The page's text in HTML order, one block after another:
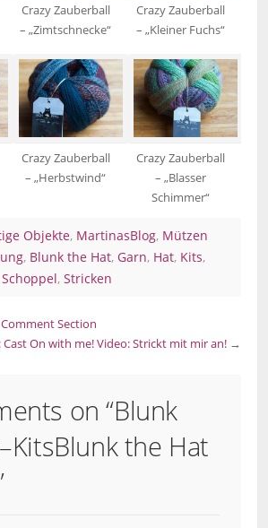
Crazy Zauberball
– „Zimtschnecke“
Crazy Zauberball
– „Kleiner Fuchs“
Crazy Zauberball
– „Herbstwind“
Crazy Zauberball
– „Blasser
Schimmer“
Objekte, MartinasBlog, Mützen
, Blunk the Hat, Garn, Hat, Kits,
Schoppel, Stricken
Section
Cast On with me!Video: Strickt mit mir an! →
on “Blunk
Blunk the Hat